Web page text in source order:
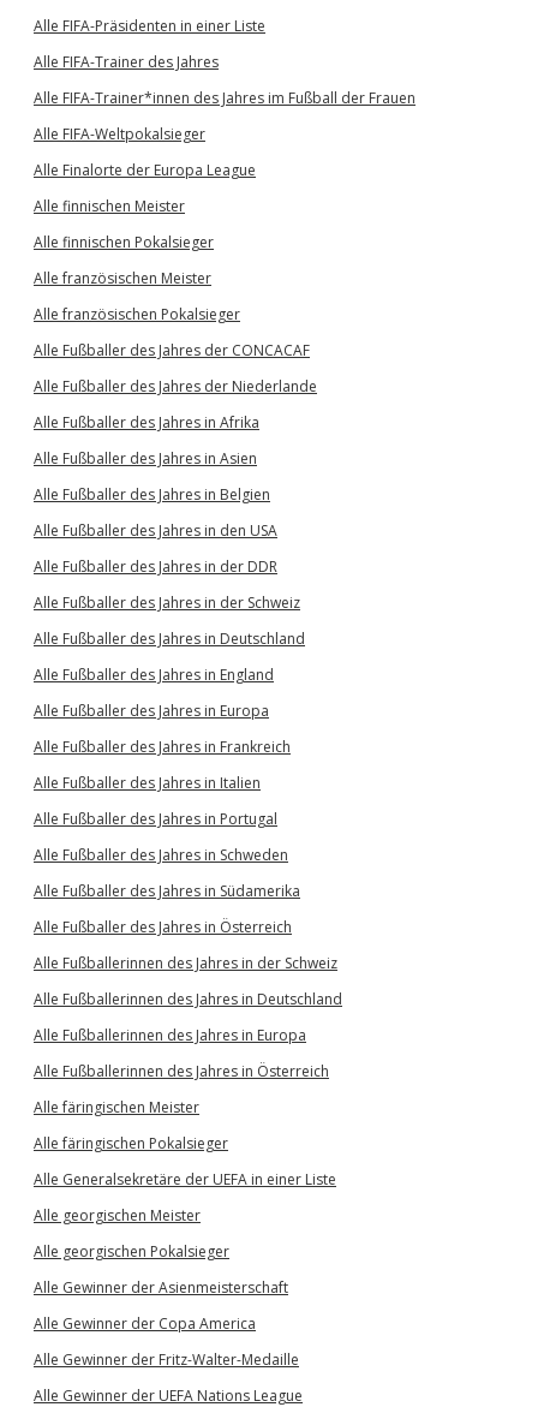
Alle FIFA-Präsidenten in einer Liste
Alle FIFA-Trainer des Jahres
Alle FIFA-Trainer*innen des Jahres im Fußball der Frauen
Alle FIFA-Weltpokalsieger
Alle Finalorte der Europa League
Alle finnischen Meister
Alle finnischen Pokalsieger
Alle französischen Meister
Alle französischen Pokalsieger
Alle Fußballer des Jahres der CONCACAF
Alle Fußballer des Jahres der Niederlande
Alle Fußballer des Jahres in Afrika
Alle Fußballer des Jahres in Asien
Alle Fußballer des Jahres in Belgien
Alle Fußballer des Jahres in den USA
Alle Fußballer des Jahres in der DDR
Alle Fußballer des Jahres in der Schweiz
Alle Fußballer des Jahres in Deutschland
Alle Fußballer des Jahres in England
Alle Fußballer des Jahres in Europa
Alle Fußballer des Jahres in Frankreich
Alle Fußballer des Jahres in Italien
Alle Fußballer des Jahres in Portugal
Alle Fußballer des Jahres in Schweden
Alle Fußballer des Jahres in Südamerika
Alle Fußballer des Jahres in Österreich
Alle Fußballerinnen des Jahres in der Schweiz
Alle Fußballerinnen des Jahres in Deutschland
Alle Fußballerinnen des Jahres in Europa
Alle Fußballerinnen des Jahres in Österreich
Alle färingischen Meister
Alle färingischen Pokalsieger
Alle Generalsekretäre der UEFA in einer Liste
Alle georgischen Meister
Alle georgischen Pokalsieger
Alle Gewinner der Asienmeisterschaft
Alle Gewinner der Copa America
Alle Gewinner der Fritz-Walter-Medaille
Alle Gewinner der UEFA Nations League